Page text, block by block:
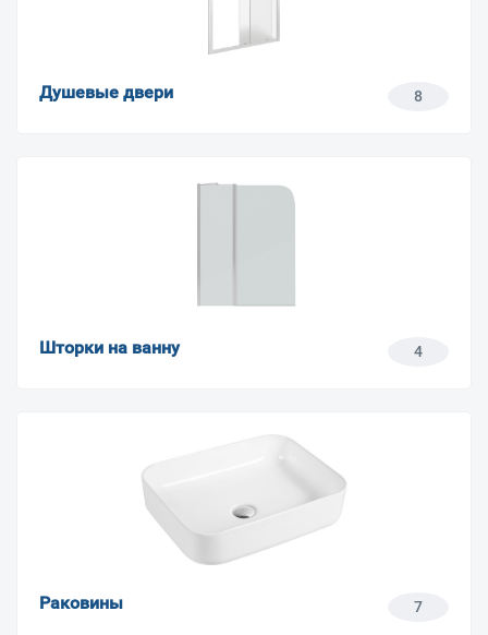
Душевые двери 8
Шторки на ванну 4
Раковины 7